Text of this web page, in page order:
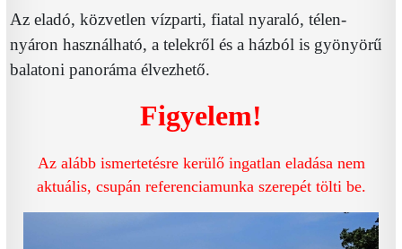
Az eladó, közvetlen vízparti, fiatal nyaraló, télen-
nyáron használható, a telekről és a házból is gyönyörű
balatoni panoráma élvezhető.
Figyelem!
Az alább ismertetésre kerülő ingatlan eladása nem
aktuális, csupán referenciamunka szerepét tölti be.